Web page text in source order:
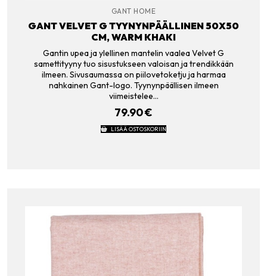
GANT HOME
GANT VELVET G TYYNYNPÄÄLLINEN 50X50
CM, WARM KHAKI
Gantin upea ja ylellinen mantelin vaalea Velvet G
samettityyny tuo sisustukseen valoisan ja trendikkään
ilmeen. Sivusaumassa on piilovetoketju ja harmaa
nahkainen Gant-logo. Tyynynpäällisen ilmeen
viimeistelee…
79.90€
LISÄÄ OSTOSKORIIN